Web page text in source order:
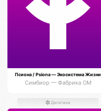
Псиона / Psiona — Экосистема Жизни
Симбиор — Фабрика ОМ
Дигитана